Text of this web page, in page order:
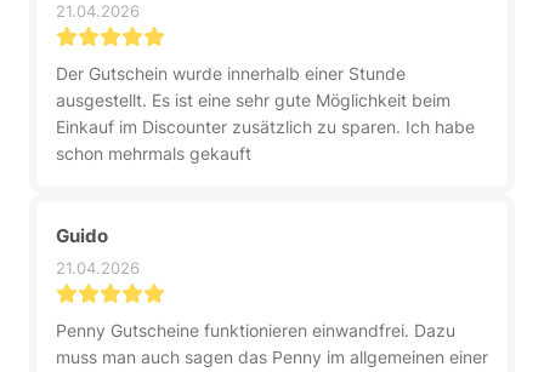
21.04.2026
Der Gutschein wurde innerhalb einer Stunde
ausgestellt. Es ist eine sehr gute Möglichkeit beim
Einkauf im Discounter zusätzlich zu sparen. Ich habe
schon mehrmals gekauft
Guido
21.04.2026
Penny Gutscheine funktionieren einwandfrei. Dazu
muss man auch sagen das Penny im allgemeinen einer